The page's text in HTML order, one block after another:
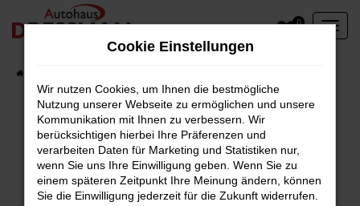
Zum
Hauptinhalt
0
Fehler: Network Error
Beim Laden ist ein Fehler aufgetreten.
Hier sind ein paar Tipps, die dir helfen können:
Cookie Einstellungen
Wir nutzen Cookies, um Ihnen die bestmögliche
Nutzung unserer Webseite zu ermöglichen und unsere
Kommunikation mit Ihnen zu verbessern. Wir
berücksichtigen hierbei Ihre Präferenzen und
verarbeiten Daten für Marketing und Statistiken nur,
wenn Sie uns Ihre Einwilligung geben. Wenn Sie zu
einem späteren Zeitpunkt Ihre Meinung ändern, können
Sie die Einwilligung jederzeit für die Zukunft widerrufen.